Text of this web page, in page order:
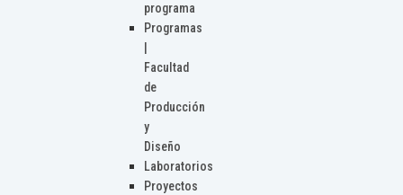
programa
Programas
Facultad
de
Producción
y
Diseño
Laboratorios
Proyectos